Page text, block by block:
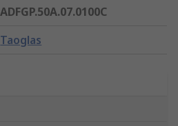
ADFGP.50A.07.0100C
Taoglas